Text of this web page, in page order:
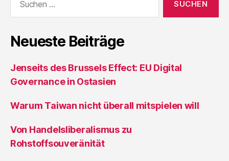
nach:
Neueste Beiträge
Jenseits des Brussels Effect: EU Digital
Governance in Ostasien
Warum Taiwan nicht überall mitspielen will
Von Handelsliberalismus zu
Rohstoffsouveränität